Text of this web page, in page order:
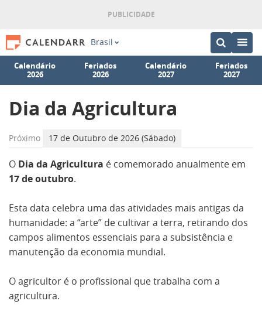
Brasil
Calendário
2026
Feriados
2026
Calendário
2027
Feriados
2027
Dia da Agricultura
Próximo 17 de Outubro de 2026 (Sábado)
O Dia da Agricultura é comemorado anualmente em
17 de outubro.
Esta data celebra uma das atividades mais antigas da
humanidade: a “arte” de cultivar a terra, retirando dos
campos alimentos essenciais para a subsistência e
manutenção da economia mundial.
O agricultor é o profissional que trabalha com a
agricultura.